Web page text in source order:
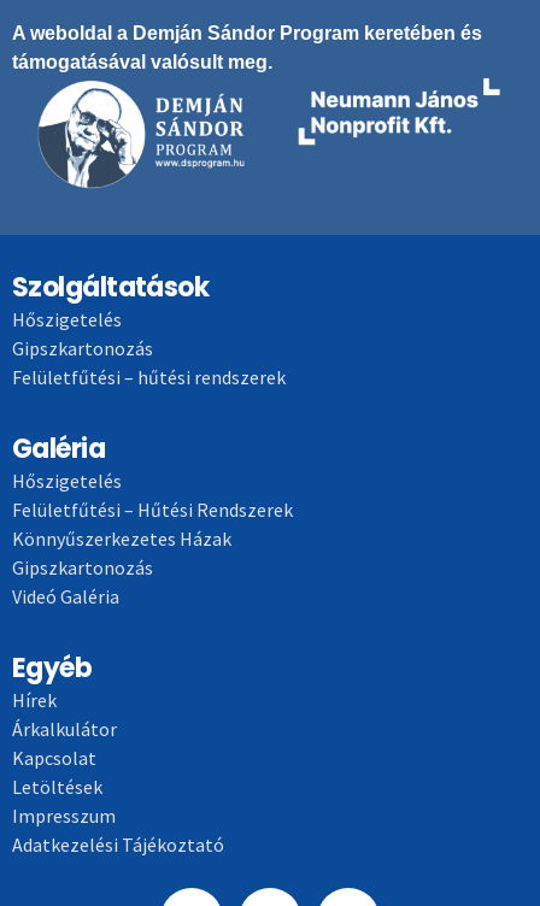
A weboldal a Demján Sándor Program keretében és
támogatásával valósult meg.
Szolgáltatások
Hőszigetelés
Gipszkartonozás
Felületfűtési – hűtési rendszerek
Galéria
Hőszigetelés
Felületfűtési – Hűtési Rendszerek
Könnyűszerkezetes Házak
Gipszkartonozás
Videó Galéria
Egyéb
Hírek
Árkalkulátor
Kapcsolat
Letöltések
Impresszum
Adatkezelési Tájékoztató